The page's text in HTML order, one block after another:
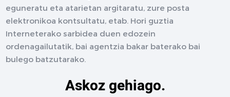
eguneratu eta atarietan argitaratu, zure posta
elektronikoa kontsultatu, etab. Hori guztia
Interneterako sarbidea duen edozein
ordenagailutatik, bai agentzia bakar baterako bai
bulego batzutarako.
Askoz gehiago.